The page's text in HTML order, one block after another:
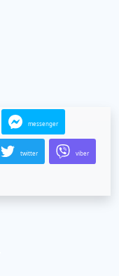
messenger
twitter viber